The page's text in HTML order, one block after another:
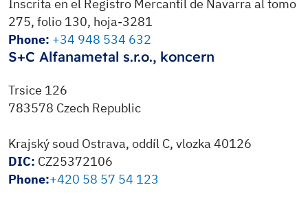
Inscrita en el Registro Mercantil de Navarra al tomo
275, folio 130, hoja-3281
Phone: +34 948 534 632
S+C Alfanametal s.r.o., koncern
Trsice 126
783578 Czech Republic
Krajský soud Ostrava, oddíl C, vlozka 40126
DIC: CZ25372106
Phone:+420 58 57 54 123